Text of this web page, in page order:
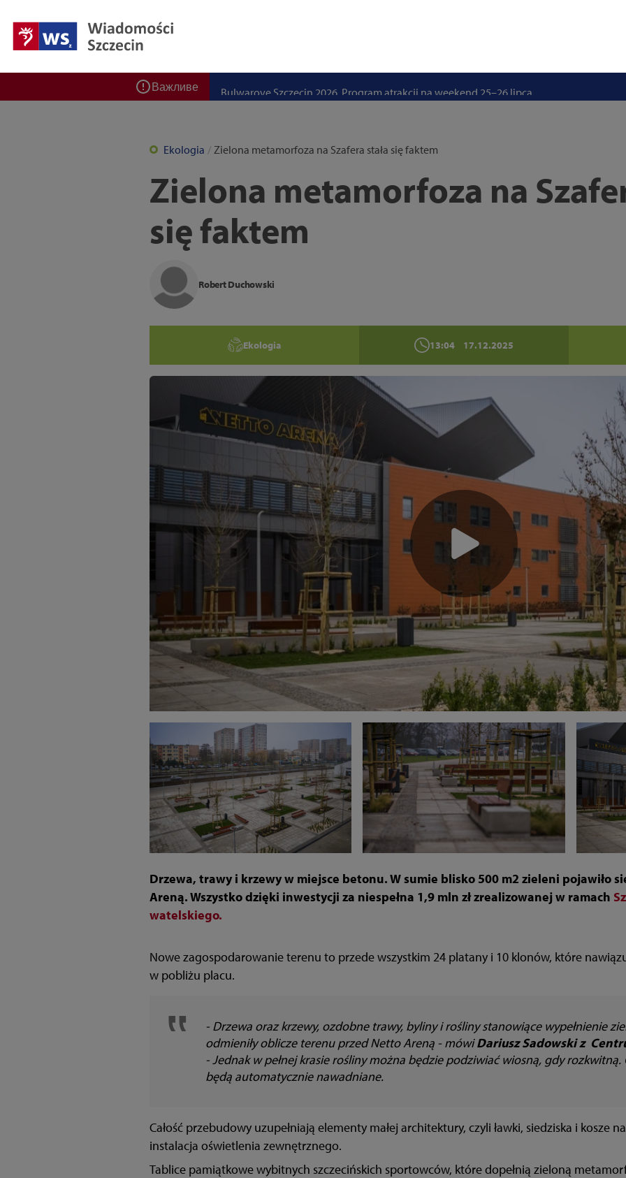
Важливе Bulwarove Szczecin 2026. Program atrakcji na weekend 25–26 lipca
Ekologia Zielona metamorfoza na Szafera stała się faktem
Zielona metamorfoza na
się faktem
Robert Duchowski
Ekologia 13:04 17.12.2025
Drzewa, trawy i krzewy w miejsce betonu. W sumie blisko 500 m2 zieleni pojawiło
Areną. Wszystko dzięki inwestycji za niespełna 1,9 mln zł zrealizowanej w ramach
watelskiego.
Nowe zagospodarowanie terenu to przede wszystkim 24 platany i 10 klonów, które
w pobliżu placu.
- Drzewa oraz krzewy, ozdobne trawy, byliny i rośliny stanowiące wypełnienie
odmieniły oblicze terenu przed Netto Areną - mówiDariusz Sadowski z
- Jednak w pełnej krasie rośliny można będzie podziwiać wiosną, gdy rozkwitną.
będą automatycznie nawadniane.
Całość przebudowy uzupełniają elementy małej architektury, czyli ławki, siedziska i kosze
instalacja oświetlenia zewnętrznego.
Tablice pamiątkowe wybitnych szczecińskich sportowców, które dopełnią zieloną